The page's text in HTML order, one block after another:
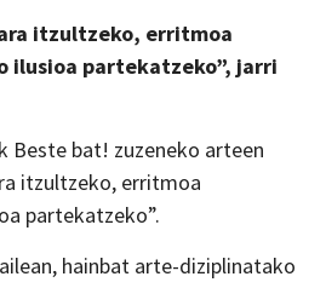
itzultzeko, erritmoa
ilusioa partekatzeko”, jarri
k Beste bat! zuzeneko arteen
itzultzeko, erritmoa
partekatzeko”.
hainbat arte-diziplinatako